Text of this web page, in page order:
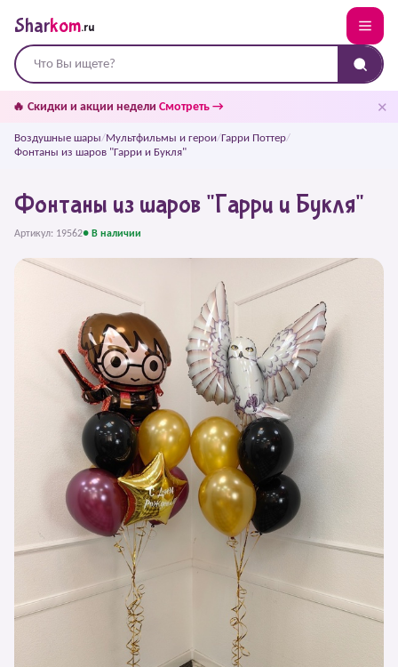
Sharkom.ru
🔥 Скидки и акции недели Смотреть → ✕
Воздушные шары/Мультфильмы и герои/Гарри Поттер/
Фонтаны из шаров "Гарри и Букля"
Фонтаны из шаров "Гарри и Букля"
Артикул: 19562● В наличии